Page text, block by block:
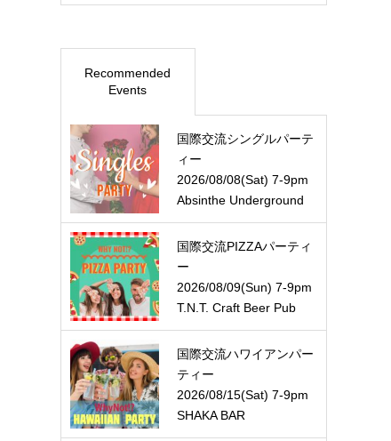
Recommended
Events
国際交流シングルパーテ
ィー
2026/08/08(Sat) 7-9pm
Absinthe Underground
国際交流PIZZAパーティ
ー
2026/08/09(Sun) 7-9pm
T.N.T. Craft Beer Pub
国際交流ハワイアンパー
ティー
2026/08/15(Sat) 7-9pm
SHAKA BAR